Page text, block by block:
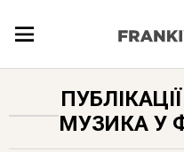
ЛОКАЦІЇ
МУЗИКА У